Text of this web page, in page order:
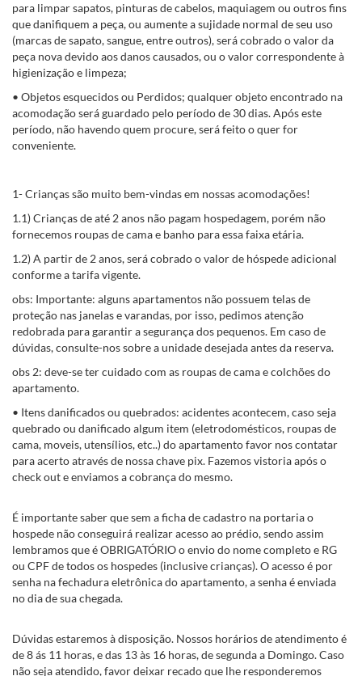
para limpar sapatos, pinturas de cabelos, maquiagem ou outros fins
que danifiquem a peça, ou aumente a sujidade normal de seu uso
(marcas de sapato, sangue, entre outros), será cobrado o valor da
peça nova devido aos danos causados, ou o valor correspondente à
higienização e limpeza;
• Objetos esquecidos ou Perdidos; qualquer objeto encontrado na
acomodação será guardado pelo período de 30 dias. Após este
período, não havendo quem procure, será feito o quer for
conveniente.
1- Crianças são muito bem-vindas em nossas acomodações!
1.1) Crianças de até 2 anos não pagam hospedagem, porém não
fornecemos roupas de cama e banho para essa faixa etária.
1.2) A partir de 2 anos, será cobrado o valor de hóspede adicional
conforme a tarifa vigente.
obs: Importante: alguns apartamentos não possuem telas de
proteção nas janelas e varandas, por isso, pedimos atenção
redobrada para garantir a segurança dos pequenos. Em caso de
dúvidas, consulte-nos sobre a unidade desejada antes da reserva.
obs 2: deve-se ter cuidado com as roupas de cama e colchões do
apartamento.
• Itens danificados ou quebrados: acidentes acontecem, caso seja
quebrado ou danificado algum item (eletrodomésticos, roupas de
cama, moveis, utensílios, etc..) do apartamento favor nos contatar
para acerto através de nossa chave pix. Fazemos vistoria após o
check out e enviamos a cobrança do mesmo.
É importante saber que sem a ficha de cadastro na portaria o
hospede não conseguirá realizar acesso ao prédio, sendo assim
lembramos que é OBRIGATÓRIO o envio do nome completo e RG
ou CPF de todos os hospedes (inclusive crianças). O acesso é por
senha na fechadura eletrônica do apartamento, a senha é enviada
no dia de sua chegada.
Dúvidas estaremos à disposição. Nossos horários de atendimento é
de 8 ás 11 horas, e das 13 às 16 horas, de segunda a Domingo. Caso
não seja atendido, favor deixar recado que lhe responderemos